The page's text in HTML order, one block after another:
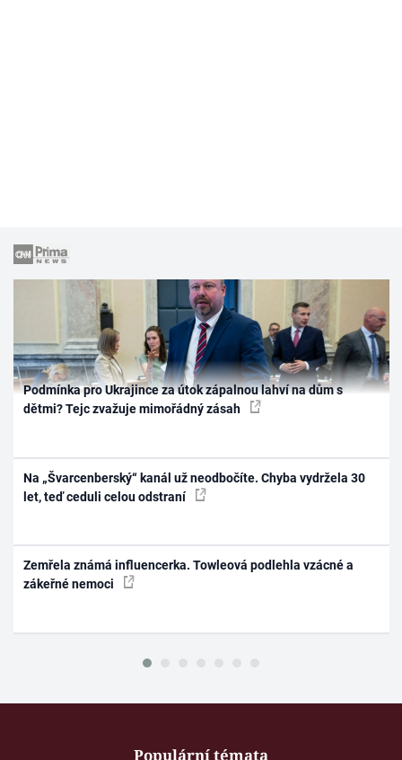
Podmínka pro Ukrajince za útok zápalnou lahví na dům s
dětmi? Tejc zvažuje mimořádný zásah
Na „Švarcenberský“ kanál už neodbočíte. Chyba vydržela 30
let, teď ceduli celou odstraní
Zemřela známá influencerka. Towleová podlehla vzácné a
zákeřné nemoci
Populární témata